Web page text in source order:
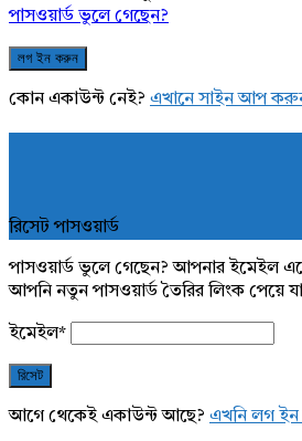
পাসওয়ার্ড ভুলে গেছেন?
কোন একাউন্ট নেই? এখানে সাইন আপ
রিসেট পাসওয়ার্ড
পাসওয়ার্ড ভুলে গেছেন? আপনার ইমেইল
আপনি নতুন পাসওয়ার্ড তৈরির লিংক পেয়ে
ইমেইল*
আগে থেকেই একাউন্ট আছে? এখনি লগ